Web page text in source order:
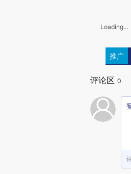
Loading...
推广
评论区 0